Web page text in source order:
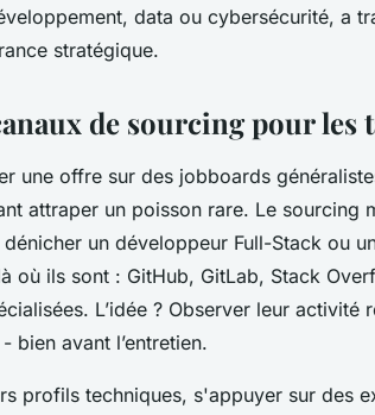
data ou cybersécurité, a
stratégique.
de sourcing pour les
une offre sur des jobboards
attraper un poisson rare. Le sourcing
un développeur Full-Stack ou
où ils sont : GitHub, GitLab, Stack
L’idée ? Observer leur activité
bien avant l’entretien.
profils techniques, s'appuyer sur des